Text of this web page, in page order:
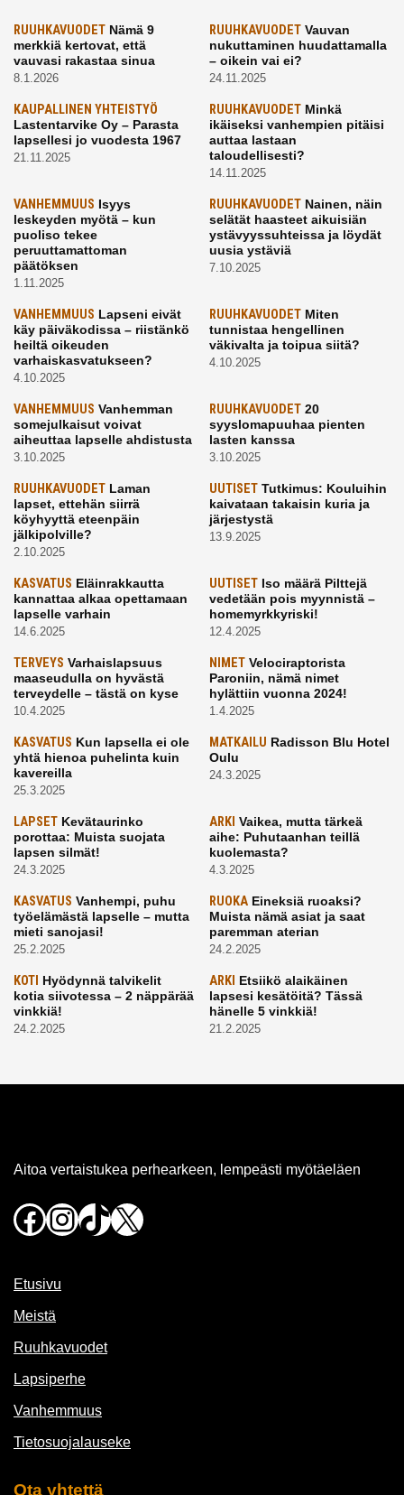
RUUHKAVUODET Nämä 9
merkkiä kertovat, että
vauvasi rakastaa sinua
8.1.2026
RUUHKAVUODETVauvan
nukuttaminen huudattamalla
– oikein vai ei?
24.11.2025
KAUPALLINEN YHTEISTYÖ
Lastentarvike Oy – Parasta
lapsellesi jo vuodesta 1967
21.11.2025
RUUHKAVUODETMinkä
ikäiseksi vanhempien pitäisi
auttaa lastaan
taloudellisesti?
14.11.2025
VANHEMMUUS Isyys
leskeyden myötä – kun
puoliso tekee
peruuttamattoman
päätöksen
1.11.2025
RUUHKAVUODETNainen, näin
selätät haasteet aikuisiän
ystävyyssuhteissa ja löydät
uusia ystäviä
7.10.2025
VANHEMMUUS Lapseni eivät
käy päiväkodissa – riistänkö
heiltä oikeuden
varhaiskasvatukseen?
4.10.2025
RUUHKAVUODETMiten
tunnistaa hengellinen
väkivalta ja toipua siitä?
4.10.2025
VANHEMMUUS Vanhemman
somejulkaisut voivat
aiheuttaa lapselle ahdistusta
3.10.2025
RUUHKAVUODET20
syyslomapuuhaa pienten
lasten kanssa
3.10.2025
RUUHKAVUODET Laman
lapset, ettehän siirrä
köyhyyttä eteenpäin
jälkipolville?
2.10.2025
UUTISETTutkimus: Kouluihin
kaivataan takaisin kuria ja
järjestystä
13.9.2025
KASVATUS Eläinrakkautta
kannattaa alkaa opettamaan
lapselle varhain
14.6.2025
UUTISETIso määrä Pilttejä
vedetään pois myynnistä –
homemyrkkyriski!
12.4.2025
TERVEYS Varhaislapsuus
maaseudulla on hyvästä
terveydelle – tästä on kyse
10.4.2025
NIMETVelociraptorista
Paroniin, nämä nimet
hylättiin vuonna 2024!
1.4.2025
KASVATUS Kun lapsella ei ole
yhtä hienoa puhelinta kuin
kavereilla
25.3.2025
MATKAILU Radisson Blu Hotel
Oulu
24.3.2025
LAPSET Kevätaurinko
porottaa: Muista suojata
lapsen silmät!
24.3.2025
ARKI Vaikea, mutta tärkeä
aihe: Puhutaanhan teillä
kuolemasta?
4.3.2025
KASVATUS Vanhempi, puhu
työelämästä lapselle – mutta
mieti sanojasi!
25.2.2025
RUOKAEineksiä ruoaksi?
Muista nämä asiat ja saat
paremman aterian
24.2.2025
KOTI Hyödynnä talvikelit
kotia siivotessa – 2 näppärää
vinkkiä!
24.2.2025
ARKI Etsiikö alaikäinen
lapsesi kesätöitä? Tässä
hänelle 5 vinkkiä!
21.2.2025
Aitoa vertaistukea perhearkeen, lempeästi myötäeläen
Facebook
Instagram
TikTok
X
Etusivu
Meistä
Ruuhkavuodet
Lapsiperhe
Vanhemmuus
Tietosuojalauseke
Ota yhtettä